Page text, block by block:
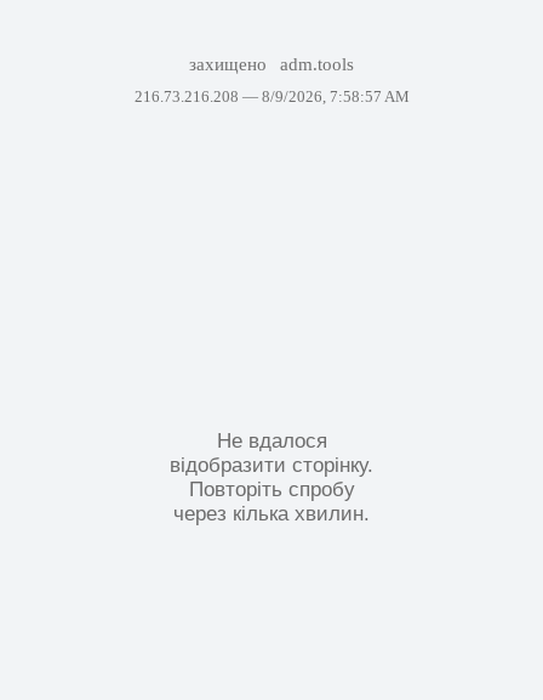
захищено adm.tools
216.73.216.208 — 8/9/2026, 7:58:57 AM
Не вдалося
відобразити сторінку.
Повторіть спробу
через кілька хвилин.